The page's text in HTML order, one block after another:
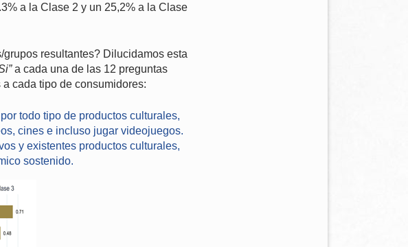
a la Clase 2 y un 25,2% a la Clase
resultantes? Dilucidamos esta
a cada una de las 12 preguntas
cada tipo de consumidores:
todo tipo de productos culturales,
cines e incluso jugar videojuegos.
y existentes productos culturales,
sostenido.